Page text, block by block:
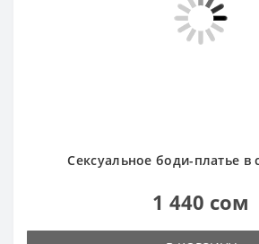
1 440 сом
В КОРЗИНУ